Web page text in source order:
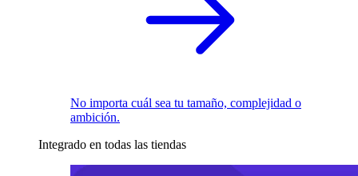
No importa cuál sea tu tamaño, complejidad o
ambición.
Integrado en todas las tiendas